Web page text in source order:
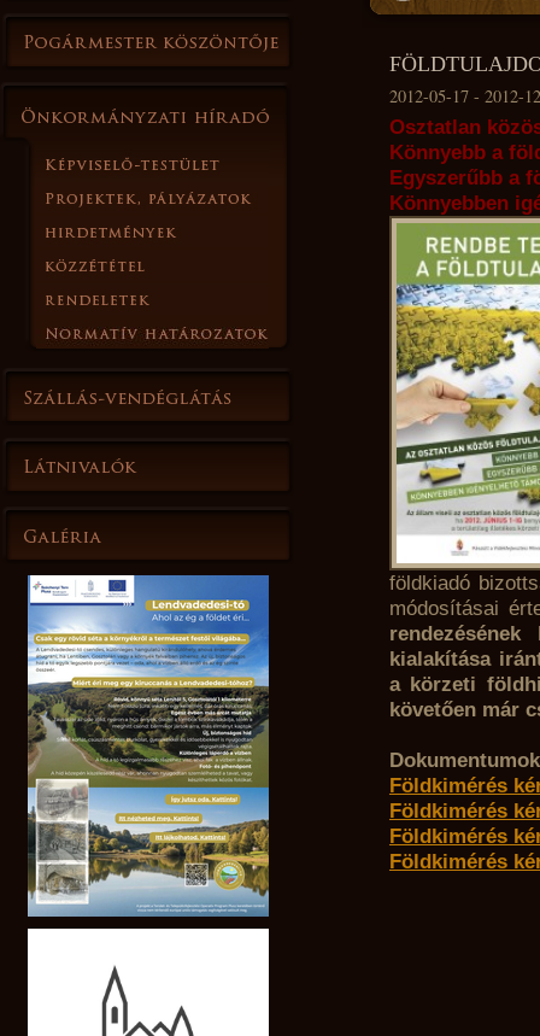
2012-05-17 - 2012-
Osztatlan
Könnyebb a
Egyszerűbb a
Könnyebben
földkiadó
módosításai
kialakítása
a körzeti
követően már
Földkimérés
Földkimérés
Földkimérés
Földkimérés